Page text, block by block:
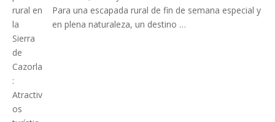
Para una escapada rural de fin de semana especial y
en plena naturaleza, un destino …